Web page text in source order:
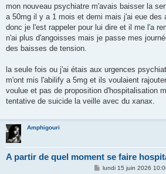
s
a
g
mon nouveau psychiatre m'avais baisser la
a 50mg il y a 1 mois et demi mais j'ai eue des
donc je l'est rappeler pour lui dire et il me l'a
n'ai plus d'angoisses mais je passe mes
des baisses de tension.
la seule fois ou j'ai étais aux urgences
m'ont mis l'abilify a 5mg et ils voulaient
voulue et pas de proposition d'hospitalisation
tentative de suicide la veille avec du xanax.
Amphigouri
A partir de quel moment se faire
Mlundi 15 juin 2026